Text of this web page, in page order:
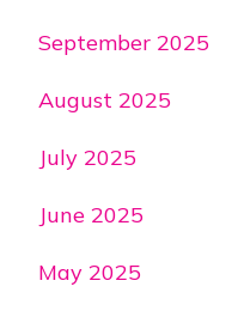
September 2025
August 2025
July 2025
June 2025
May 2025